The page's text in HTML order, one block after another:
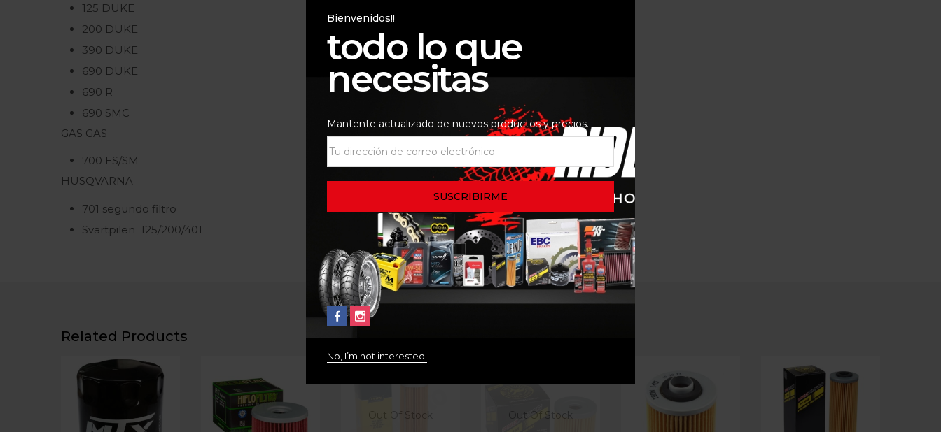
125 DUKE
200 DUKE
390 DUKE
690 DUKE
690 R
690 SMC
GAS GAS
700 ES/SM
HUSQVARNA
701 segundo filtro
Svartpilen 125/200/401
Related Products
Out Of Stock Out Of Stock
Bienvenidos!!
todo lo que
necesitas
Mantente actualizado de nuevos productos y precios.
No, I’m not interested.